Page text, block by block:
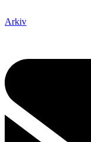
Arkiv